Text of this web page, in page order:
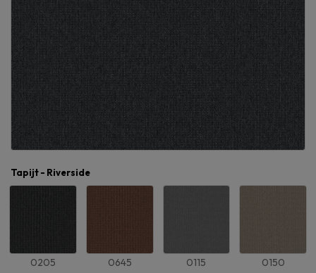
Tapijt - Riverside
0205 0645 0115 0150